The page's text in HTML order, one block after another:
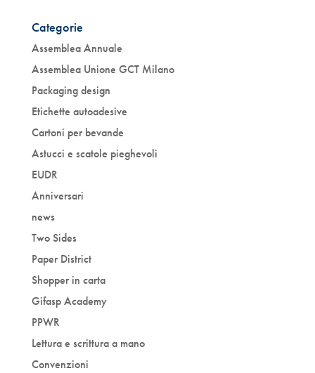
Categorie
Assemblea Annuale
Assemblea Unione GCT Milano
Packaging design
Etichette autoadesive
Cartoni per bevande
Astucci e scatole pieghevoli
EUDR
Anniversari
news
Two Sides
Paper District
Shopper in carta
Gifasp Academy
PPWR
Lettura e scrittura a mano
Convenzioni